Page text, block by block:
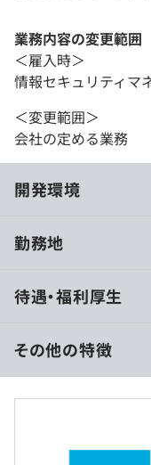
業務内容の変更範囲
＜雇入時＞
情報セキュリティマ
＜変更範囲＞
会社の定める業務
開発環境
勤務地
待遇・福利厚生
＜賃金形態：月給制
月給：251,600円以上
基本給：234,600
その他の特徴